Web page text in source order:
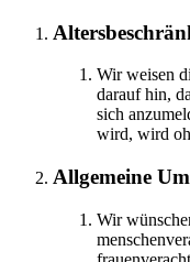
Wir weisen
darauf hin,
sich
wird, wird
Allgemeine
Wir